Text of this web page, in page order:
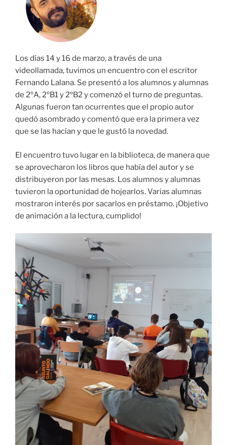
Los días 14 y 16 de marzo, a través de una
videollamada, tuvimos un encuentro con el escritor
Fernando Lalana. Se presentó a los alumnos y alumnas
de 2ºA, 2ºB1 y 2ºB2 y comenzó el turno de preguntas.
Algunas fueron tan ocurrentes que el propio autor
quedó asombrado y comentó que era la primera vez
que se las hacían y que le gustó la novedad.
El encuentro tuvo lugar en la biblioteca, de manera que
se aprovecharon los libros que había del autor y se
distribuyeron por las mesas. Los alumnos y alumnas
tuvieron la oportunidad de hojearlos. Varias alumnas
mostraron interés por sacarlos en préstamo. ¡Objetivo
de animación a la lectura, cumplido!